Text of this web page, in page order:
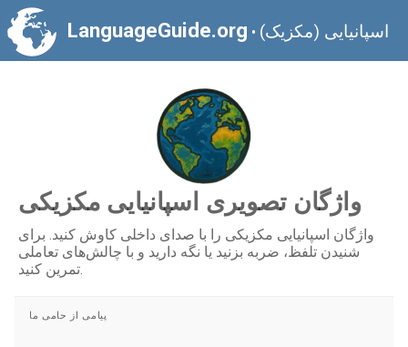
LanguageGuide.org • اسپانیایی (مکزیک)
واژگان تصویری اسپانیایی مکزیکی
واژگان اسپانیایی مکزیکی را با صدای داخلی کاوش کنید. برای
شنیدن تلفظ، ضربه بزنید یا نگه دارید و با چالش‌های تعاملی
تمرین کنید.
پیامی از حامی ما